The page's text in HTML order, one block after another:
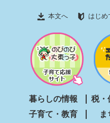
本文へ はじめ
暮らしの情報 税・
子育て・教育
ま